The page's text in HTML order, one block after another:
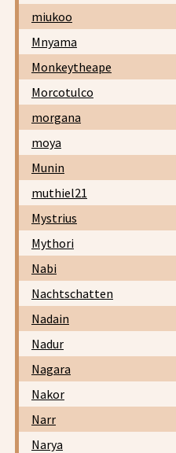
miukoo
Mnyama
Monkeytheape
Morcotulco
morgana
moya
Munin
muthiel21
Mystrius
Mythori
Nabi
Nachtschatten
Nadain
Nadur
Nagara
Nakor
Narr
Narya